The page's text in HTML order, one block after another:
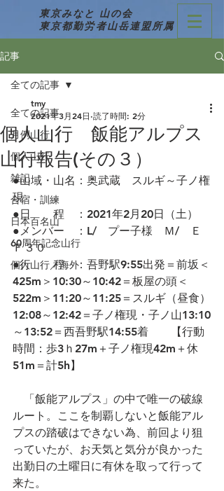
東京みなと 山の会
東京都勤労者山岳連盟所属
記事
全ての記事
月例山行
個人山行
雑記
合宿・訓練
日本百名山
60周年記念山行
個人山行／海外
全ての記事
個人山行 飯能アルプス
山行報告(その３）
tmy
2021年3月24日 読了時間: 2分
●山域・山名：奥武蔵　スルギ～子ノ権
現
●日　　程　：2021年2月20日（土）
●メンバー　：L/　プー子様　Ｍ/　Ｅ
Ｆ３０
●行　　程　：吾野駅9:55出発＝前坂＜
425m＞10:30～10:42＝板屋の頭＜
522m＞11:20～11:25＝スルギ（昼食）
12:08～12:42＝子ノ権現・子ノ山13:10
～13:52＝西吾野駅14:55着　　【行動
時間：歩3ｈ27m＋子ノ権現42m＋休
51m＝計5h】
「飯能アルプス」の中で唯一の破線
ルート。ここを制覇しないと飯能アル
プスの踏破はできない為、前回より狙
っていたが、お天気と気分が良かった
出勤日の土曜日に有休を取って行って
来た。